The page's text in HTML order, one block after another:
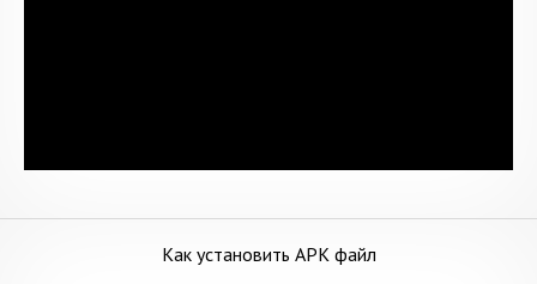
Как установить APK файл